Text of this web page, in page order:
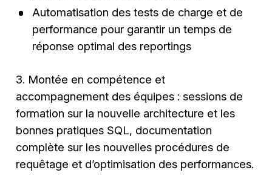
Automatisation des tests de charge et de
performance pour garantir un temps de
réponse optimal des reportings
3. Montée en compétence et
accompagnement des équipes : sessions de
formation sur la nouvelle architecture et les
bonnes pratiques SQL, documentation
complète sur les nouvelles procédures de
requêtage et d’optimisation des performances.